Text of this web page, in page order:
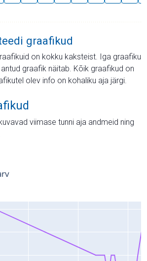
graafikud
on kokku kaksteist. Iga graafiku
graafik näitab. Kõik graafikud on
olev info on kohaliku aja järgi.
viimase tunni aja andmeid ning